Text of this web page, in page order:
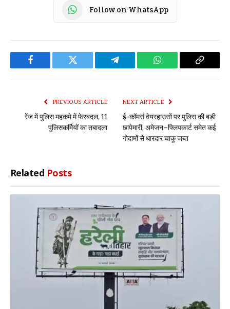
Follow on WhatsApp
Facebook Twitter Telegram WhatsApp Copy
PREVIOUS ARTICLE
रेंज में पुलिस महकमे में फेरबदल, 11
पुलिसकर्मियों का तबादला
NEXT ARTICLE
ई-कॉमर्स वेयरहाउसों पर पुलिस की बड़ी
छापेमारी, अमेजन–फ्लिपकार्ट समेत कई
गोदामों से धारदार चाकू जब्त
Related Posts